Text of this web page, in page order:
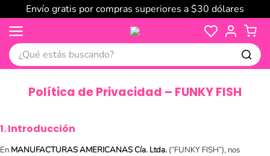
Envío gratis por compras superiores a $30 dólares
¿Qué estás buscando?
Política de Privacidad – FUNKY FISH
1. Introducción
En MANUFACTURAS AMERICANAS Cía. Ltda. (“FUNKY FISH”), nos